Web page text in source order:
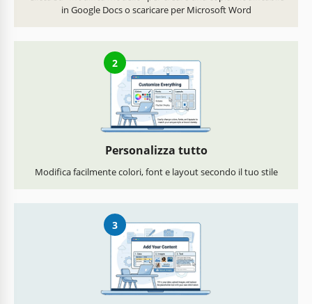
in Google Docs o scaricare per Microsoft Word
2
Personalizza tutto
Modifica facilmente colori, font e layout secondo il tuo stile
3